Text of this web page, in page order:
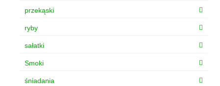
przekąski
ryby
sałatki
Smoki
śniadania